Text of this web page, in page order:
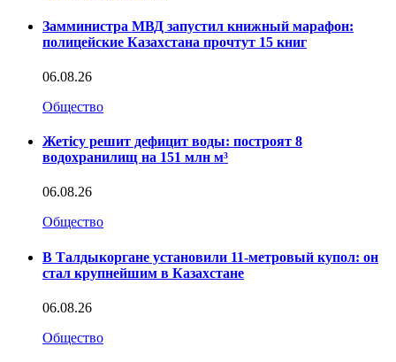
Замминистра МВД запустил книжный марафон:
полицейские Казахстана прочтут 15 книг
06.08.26
Общество
Жетісу решит дефицит воды: построят 8
водохранилищ на 151 млн м³
06.08.26
Общество
В Талдыкоргане установили 11-метровый купол: он
стал крупнейшим в Казахстане
06.08.26
Общество